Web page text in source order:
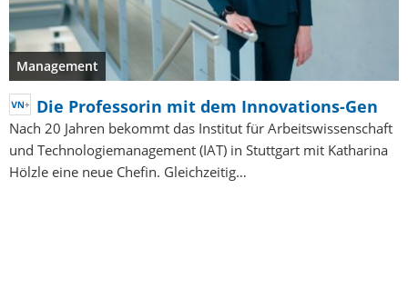
Management
Die Professorin mit dem Innovations-Gen
Nach 20 Jahren bekommt das Institut für Arbeitswissenschaft
und Technologiemanagement (IAT) in Stuttgart mit Katharina
Hölzle eine neue Chefin. Gleichzeitig…